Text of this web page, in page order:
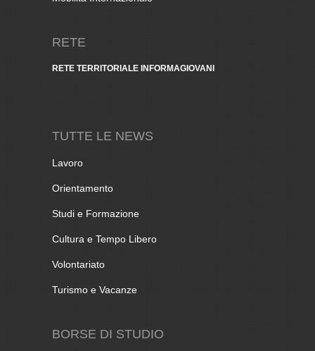
RETE
RETE TERRITORIALE INFORMAGIOVANI
TUTTE LE NEWS
Lavoro
Orientamento
Studi e Formazione
Cultura e Tempo Libero
Volontariato
Turismo e Vacanze
BORSE DI STUDIO